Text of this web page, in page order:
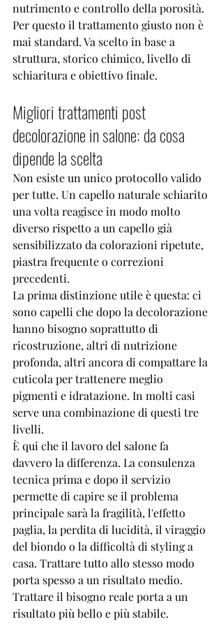
nutrimento e controllo della porosità.
Per questo il trattamento giusto non è
mai standard. Va scelto in base a
struttura, storico chimico, livello di
schiaritura e obiettivo finale.
Migliori trattamenti post
decolorazione in salone: da cosa
dipende la scelta
Non esiste un unico protocollo valido
per tutte. Un capello naturale schiarito
una volta reagisce in modo molto
diverso rispetto a un capello già
sensibilizzato da colorazioni ripetute,
piastra frequente o correzioni
precedenti.
La prima distinzione utile è questa: ci
sono capelli che dopo la decolorazione
hanno bisogno soprattutto di
ricostruzione, altri di nutrizione
profonda, altri ancora di compattare la
cuticola per trattenere meglio
pigmenti e idratazione. In molti casi
serve una combinazione di questi tre
livelli.
È qui che il lavoro del salone fa
davvero la differenza. La consulenza
tecnica prima e dopo il servizio
permette di capire se il problema
principale sarà la fragilità, l'effetto
paglia, la perdita di lucidità, il viraggio
del biondo o la difficoltà di styling a
casa. Trattare tutto allo stesso modo
porta spesso a un risultato medio.
Trattare il bisogno reale porta a un
risultato più bello e più stabile.